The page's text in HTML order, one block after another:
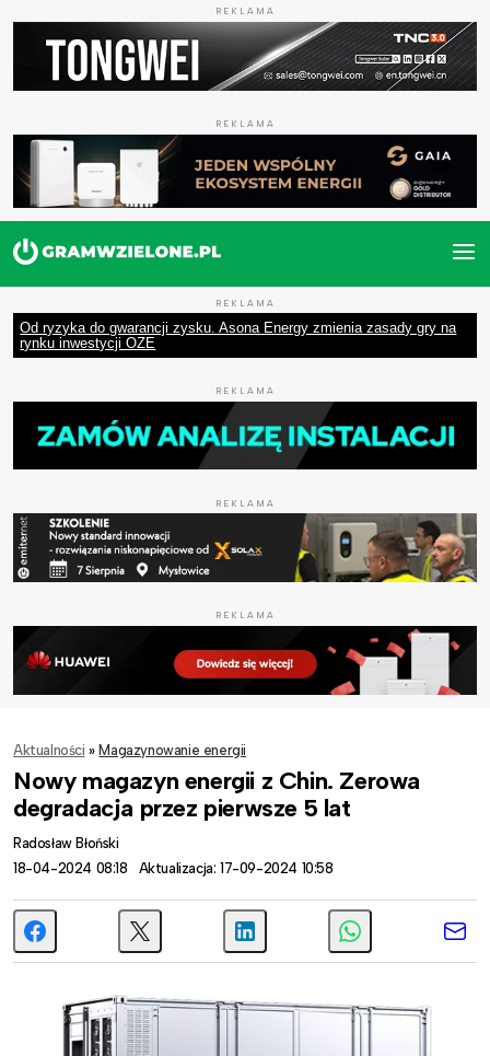
REKLAMA
REKLAMA
REKLAMA
Od ryzyka do gwarancji zysku. Asona Energy zmienia zasady gry na
rynku inwestycji OZE
REKLAMA
REKLAMA
REKLAMA
Aktualności » Magazynowanie energii
Nowy magazyn energii z Chin. Zerowa
degradacja przez pierwsze 5 lat
Radosław Błoński
18-04-2024 08:18
Aktualizacja: 17-09-2024 10:58